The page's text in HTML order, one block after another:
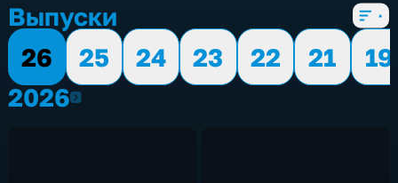
Выпуски
26
25 24 23 22 21
19
20262026